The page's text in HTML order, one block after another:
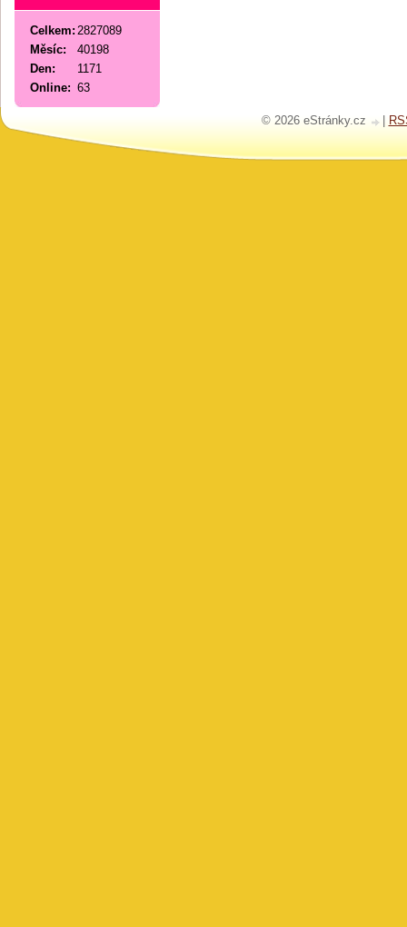
Online: 63
Celkem: 2827089
Měsíc:
40198
Den:
1171
© 2026 eStránky.cz